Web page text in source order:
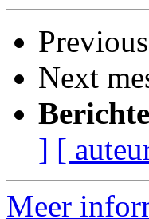
Next
] [
Meer